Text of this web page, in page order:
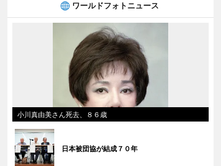
ワールドフォトニュース
小川真由美さん死去、８６歳
日本被団協が結成７０年